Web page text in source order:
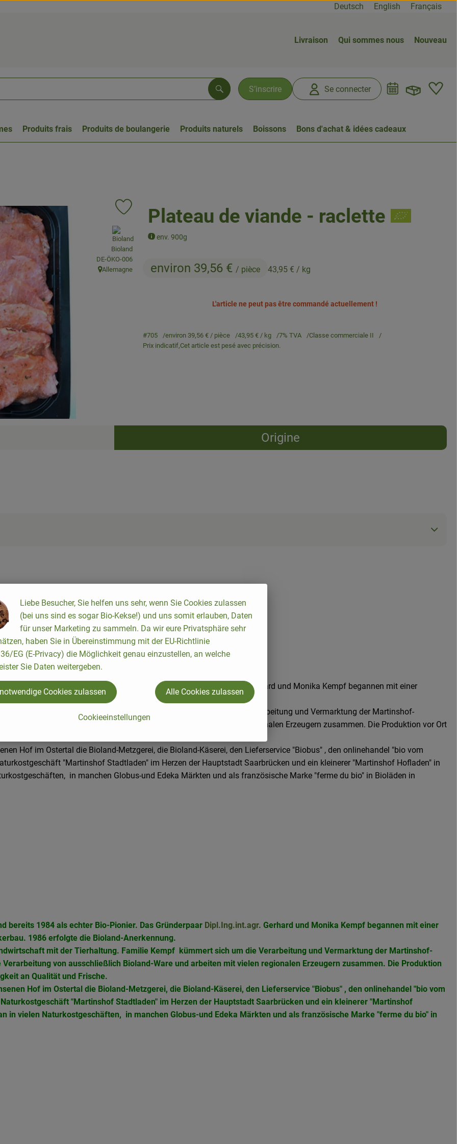
Deutsch English Français
Livraison Qui sommes nous Nouveau
S’inscrire Se connecter
Rechercher
Produits frais Produits de boulangerie Produits naturels Boissons Bons d'achat & idées cadeaux
Plateau de viande - raclette
env. 900g
environ 39,56 € / pièce 43,95 € / kg
Ajouter le produit aux favoris
, Association:
Bioland
, Autorité de contrôle:
DE-ÖKO-006
, Origine:
Allemagne
L'article ne peut pas être commandé actuellement !
#705 environ 39,56 € / pièce 43,95 € / kg 7% TVA
Classe commerciale II
Prix indicatif,Cet article est pesé avec précision.
Recettes
Origine
1984 als echter Bio-Pionier. Das Gründerpaar Dipl.Ing.int.agr. Gerhard und Monika Kempf begannen mit einer
1986 erfolgte die Bioland-Anerkennung.
mit der Tierhaltung. Familie Kempf kümmert sich um die Verarbeitung und Vermarktung der Martinshof-
von ausschließlich Bioland-Ware und arbeiten mit vielen regionalen Erzeugern zusammen. Die Produktion vor Ort
Hof im Ostertal die Bioland-Metzgerei, die Bioland-Käserei, den Lieferservice "Biobus" , den onlinehandel "bio vom
"Martinshof Stadtladen" im Herzen der Hauptstadt Saarbrücken und ein kleinerer "Martinshof Hofladen" in
in manchen Globus-und Edeka Märkten und als französische Marke "ferme du bio" in Bioläden in
bereits 1984 als echter Bio-Pionier. Das Gründerpaar Dipl.Ing.int.agr. Gerhard und Monika Kempf begannen mit einer
1986 erfolgte die Bioland-Anerkennung.
mit der Tierhaltung. Familie Kempf kümmert sich um die Verarbeitung und Vermarktung der Martinshof-
von ausschließlich Bioland-Ware und arbeiten mit vielen regionalen Erzeugern zusammen. Die Produktion
an Qualität und Frische.
Hof im Ostertal die Bioland-Metzgerei, die Bioland-Käserei, den Lieferservice "Biobus" , den onlinehandel "bio vom
"Martinshof Stadtladen" im Herzen der Hauptstadt Saarbrücken und ein kleinerer "Martinshof
in vielen Naturkostgeschäften, in manchen Globus-und Edeka Märkten und als französische Marke "ferme du bio" in
Liebe Besucher, Sie helfen uns sehr, wenn Sie Cookies zulassen
(bei uns sind es sogar Bio-Kekse!) und uns somit erlauben, Daten
für unser Marketing zu sammeln. Da wir eure Privatsphäre sehr
haben Sie in Übereinstimmung mit der EU-Richtlinie
EG (E-Privacy) die Möglichkeit genau einzustellen, an welche
Sie Daten weitergeben.
Cookieeinstellungen
Cookies zulassen Alle Cookies zulassen